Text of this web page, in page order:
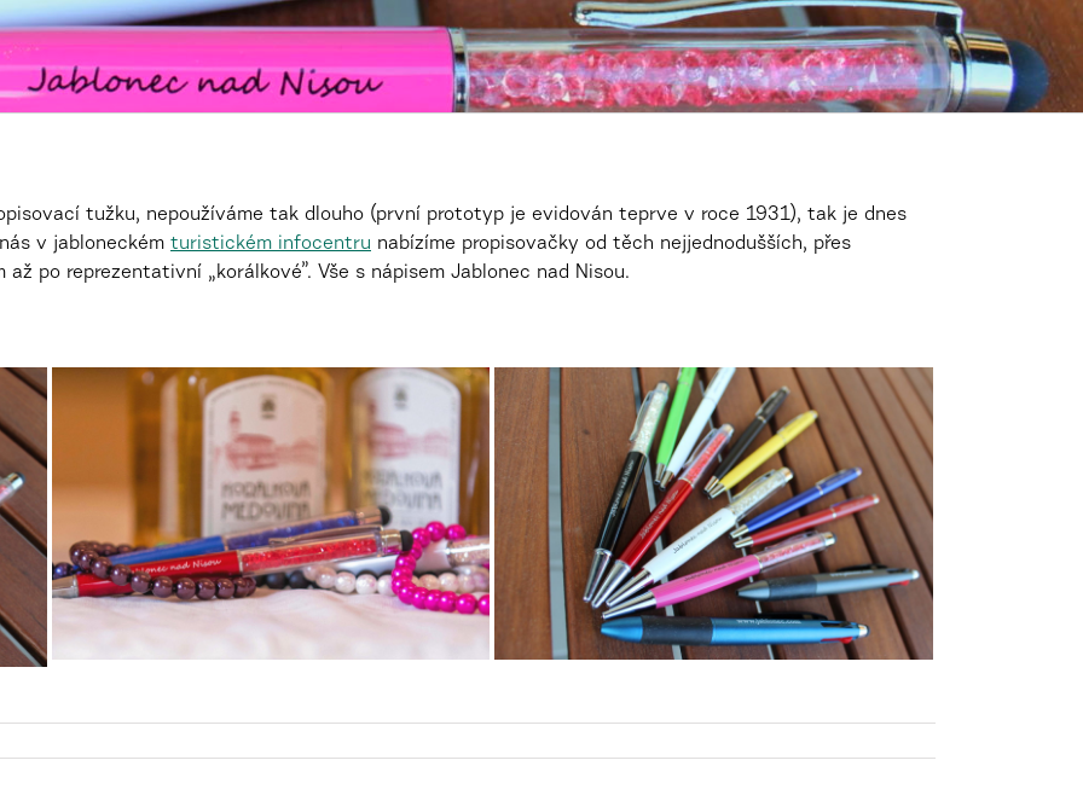
tužku, nepoužíváme tak dlouho (první prototyp je evidován teprve v roce 1931), tak je dnes
v jabloneckém turistickém infocentru nabízíme propisovačky od těch nejjednodušších, přes
až po reprezentativní „korálkové”. Vše s nápisem Jablonec nad Nisou.